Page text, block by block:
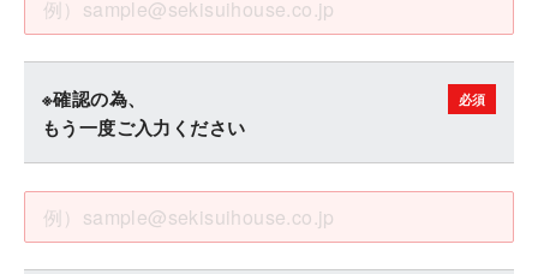
※確認の為、
もう一度ご入力ください